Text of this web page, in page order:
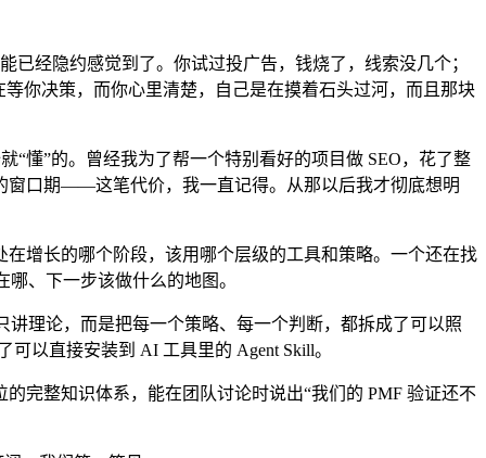
经隐约感觉到了。你试过投广告，钱烧了，线索没几个；
你决策，而你心里清楚，自己是在摸着石头过河，而且那块
懂”的。曾经我为了帮一个特别看好的项目做 SEO，花了整
窗口期——这笔代价，我一直记得。从那以后我才彻底想明
增长的哪个阶段，该用哪个层级的工具和策略。一个还在找
、下一步该做什么的地图。
理论，而是把每一个策略、每一个判断，都拆成了可以照
以直接安装到 AI 工具里的 Agent Skill。
完整知识体系，能在团队讨论时说出“我们的 PMF 验证还不